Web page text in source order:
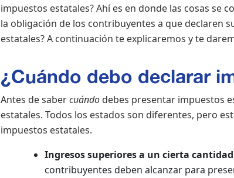
impuestos estatales? Ahí es en donde las cosas se
la obligación de los contribuyentes a que declaren
estatales? A continuación te explicaremos y te
¿Cuándo debo declarar
Antes de sabercuándo debes presentar impuestos
estatales. Todos los estados son diferentes, pero
impuestos estatales.
Ingresos superiores a un cierta
contribuyentes deben alcanzar para